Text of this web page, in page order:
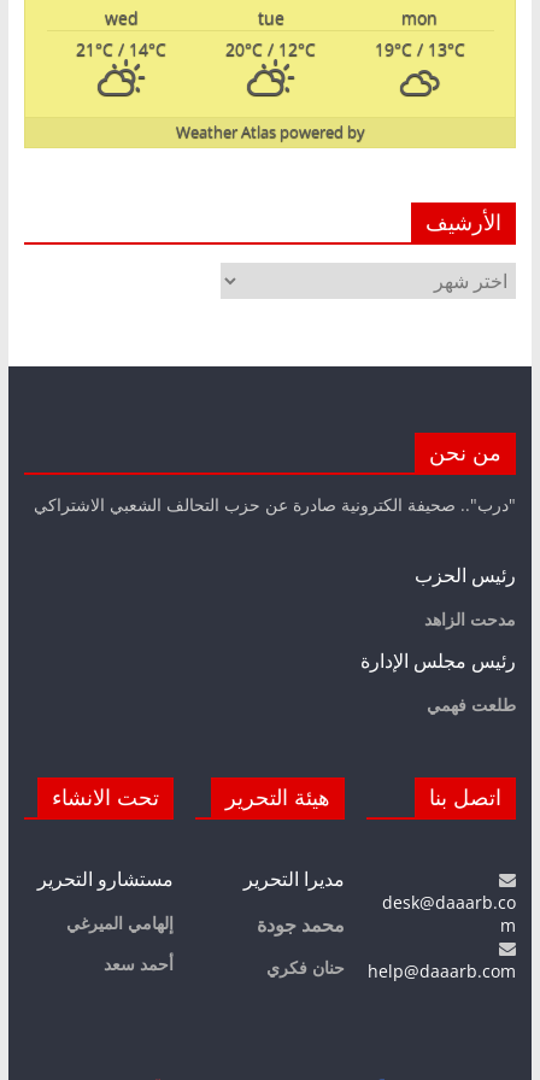
mon
tue
wed
19°C/ 13°C
20°C / 12°C
21°C / 14°C
powered by
Weather Atlas
الأرشيف
الأرشيف
من نحن
"درب".. صحيفة الكترونية صادرة عن حزب التحالف الشعبي الاشتراكي
رئيس الحزب
مدحت الزاهد
رئيس مجلس الإدارة
طلعت فهمي
اتصل بنا
desk@daaarb.co
m
help@daaarb.com
هيئة التحرير
مديرا التحرير
محمد جودة
حنان فكري
تحت الانشاء
مستشارو التحرير
إلهامي الميرغي
أحمد سعد